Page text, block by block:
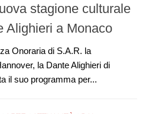
stagione culturale
Alighieri a Monaco
Onoraria di S.A.R. la
la Dante Alighieri di
il suo programma per...